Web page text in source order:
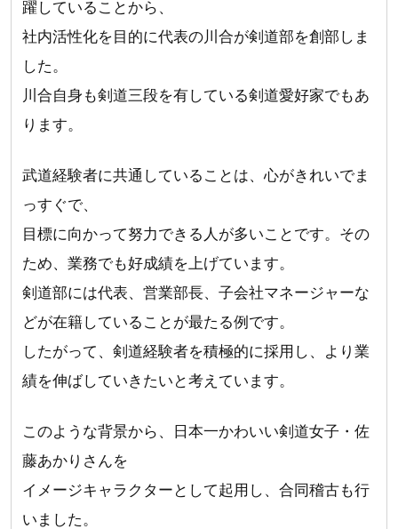
躍していることから、
社内活性化を目的に代表の川合が剣道部を創部しま
した。
川合自身も剣道三段を有している剣道愛好家でもあ
ります。
武道経験者に共通していることは、心がきれいでま
っすぐで、
目標に向かって努力できる人が多いことです。その
ため、業務でも好成績を上げています。
剣道部には代表、営業部長、子会社マネージャーな
どが在籍していることが最たる例です。
したがって、剣道経験者を積極的に採用し、より業
績を伸ばしていきたいと考えています。
このような背景から、日本一かわいい剣道女子・佐
藤あかりさんを
イメージキャラクターとして起用し、合同稽古も行
いました。